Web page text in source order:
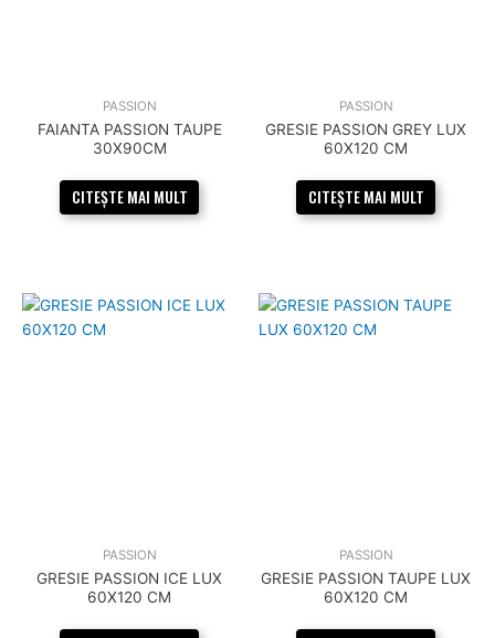
PASSION
FAIANTA PASSION TAUPE
30X90CM
CITEȘTE MAI MULT
PASSION
GRESIE PASSION GREY LUX
60X120 CM
CITEȘTE MAI MULT
PASSION
GRESIE PASSION ICE LUX
60X120 CM
PASSION
GRESIE PASSION TAUPE LUX
60X120 CM